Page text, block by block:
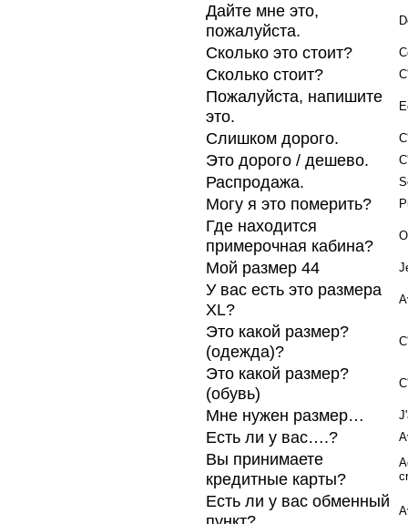
Дайте мне это,
пожалуйста.
Сколько это стоит?
Сколько стоит?
Пожалуйста, напишите
это.
Слишком дорого.
Это дорого / дешево.
Распродажа.
Могу я это померить?
Где находится
примерочная кабина?
Мой размер 44
У вас есть это размера
XL?
Это какой размер?
(одежда)?
Это какой размер?
(обувь)
Мне нужен размер…
Есть ли у вас….?
Вы принимаете
кредитные карты?
Есть ли у вас обменный